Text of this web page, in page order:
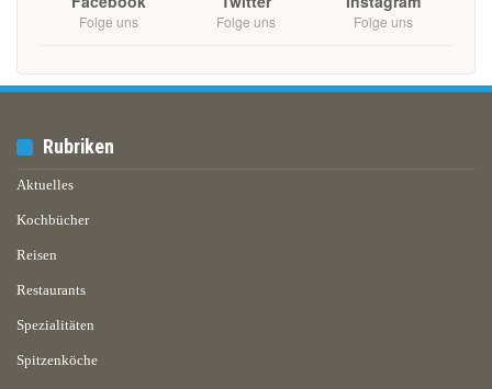
Folge uns Folge uns Folge uns
Rubriken
Aktuelles
Kochbücher
Reisen
Restaurants
Spezialitäten
Spitzenköche